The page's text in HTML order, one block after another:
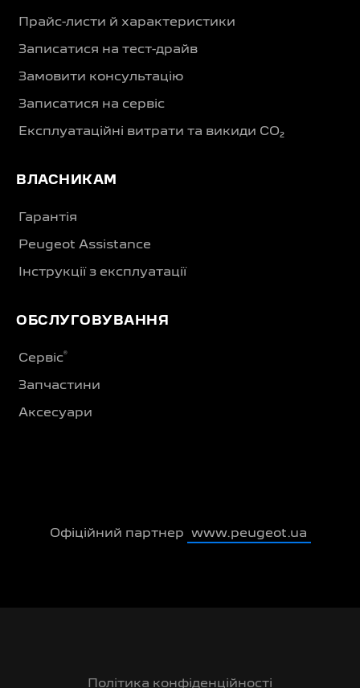
Прайс-листи й характеристики
Записатися на тест-драйв
Замовити консультацію
Записатися на сервіс
Експлуатаційні витрати та викиди CO₂
ВЛАСНИКАМ
Гарантія
Peugeot Assistance
Інструкції з експлуатації
ОБСЛУГОВУВАННЯ
Сервіс®
Запчастини
Аксесуари
Офіційний партнер www.peugeot.ua
Політика конфіденційності